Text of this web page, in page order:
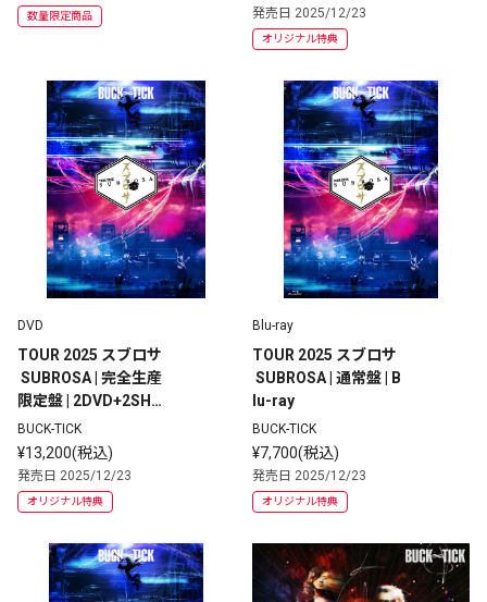
数量限定商品 発売日 2025/12/23
オリジナル特典
DVD
TOUR 2025 スブロサ
SUBROSA | 完全生産
限定盤 | 2DVD+2SHM
-CD +PHOTOBOOK
BUCK-TICK
¥13,200(税込)
発売日 2025/12/23
オリジナル特典
Blu-ray
TOUR 2025 スブロサ
SUBROSA | 通常盤 | B
lu-ray
BUCK-TICK
¥7,700(税込)
発売日 2025/12/23
オリジナル特典